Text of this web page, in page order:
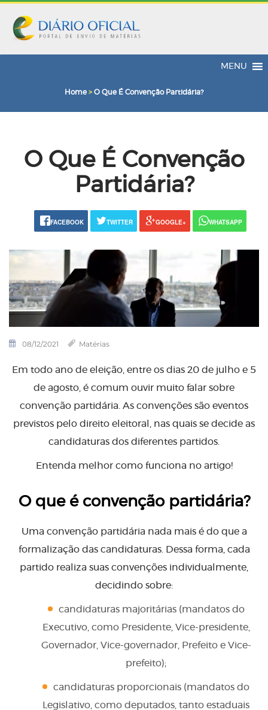
MENU
Home > O Que É Convenção Partidária?
O Que É Convenção
Partidária?
FACEBOOK TWITTER GOOGLE+ WHATSAPP
08/12/2021 Matérias
Em todo ano de eleição, entre os dias 20 de julho e 5
de agosto, é comum ouvir muito falar sobre
convenção partidária. As convenções são eventos
previstos pelo direito eleitoral, nas quais se decide as
candidaturas dos diferentes partidos.
Entenda melhor como funciona no artigo!
O que é convenção partidária?
Uma convenção partidária nada mais é do que a
formalização das candidaturas. Dessa forma, cada
partido realiza suas convenções individualmente,
decidindo sobre:
candidaturas majoritárias (mandatos do
Executivo, como Presidente, Vice-presidente,
Governador, Vice-governador, Prefeito e Vice-
prefeito);
candidaturas proporcionais (mandatos do
Legislativo, como deputados, tanto estaduais